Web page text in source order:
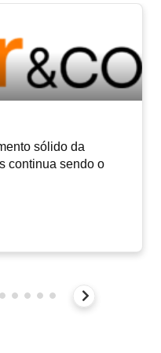
sólido da
continua sendo o